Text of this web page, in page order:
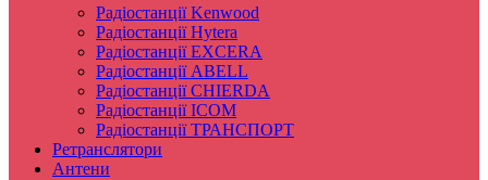
Радіостанції Kenwood
Радіостанції Hytera
Радіостанції EXCERA
Радіостанції ABELL
Радіостанції CHIERDA
Радіостанції ICOM
Радіостанції ТРАНСПОРТ
Ретранслятори
Антени